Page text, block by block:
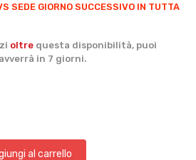
SEDE GIORNO SUCCESSIVO IN TUTTA
oltre questa disponibilità, puoi
in 7 giorni.
al carrello